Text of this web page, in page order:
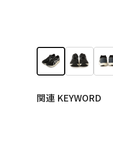
関連 KEYWORD